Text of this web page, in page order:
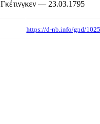
Γκέτινγκεν — 23.03.1795
https://d-nb.info/gnd/